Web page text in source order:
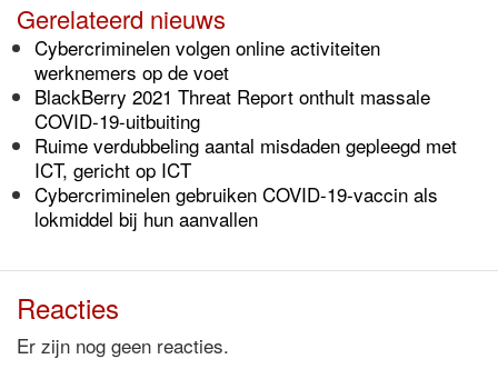
Gerelateerd nieuws
Cybercriminelen volgen online activiteiten
werknemers op de voet
BlackBerry 2021 Threat Report onthult massale
COVID-19-uitbuiting
Ruime verdubbeling aantal misdaden gepleegd met
ICT, gericht op ICT
Cybercriminelen gebruiken COVID-19-vaccin als
lokmiddel bij hun aanvallen
Reacties
Er zijn nog geen reacties.